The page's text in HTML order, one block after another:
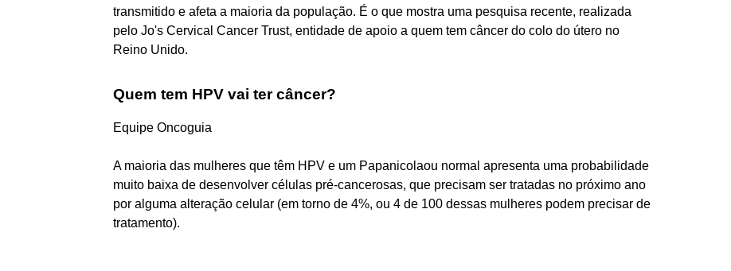
transmitido e afeta a maioria da população. É o que mostra uma pesquisa recente, realizada
pelo Jo's Cervical Cancer Trust, entidade de apoio a quem tem câncer do colo do útero no
Reino Unido.
Quem tem HPV vai ter câncer?
Equipe Oncoguia
A maioria das mulheres que têm HPV e um Papanicolaou normal apresenta uma probabilidade
muito baixa de desenvolver células pré-cancerosas, que precisam ser tratadas no próximo ano
por alguma alteração celular (em torno de 4%, ou 4 de 100 dessas mulheres podem precisar de
tratamento).